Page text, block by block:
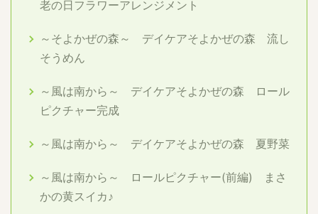
老の日フラワーアレンジメント
～そよかぜの森～ デイケアそよかぜの森 流し
そうめん
～風は南から～ デイケアそよかぜの森 ロール
ピクチャー完成
～風は南から～ デイケアそよかぜの森 夏野菜
～風は南から～ ロールピクチャー(前編) まさ
かの黄スイカ♪